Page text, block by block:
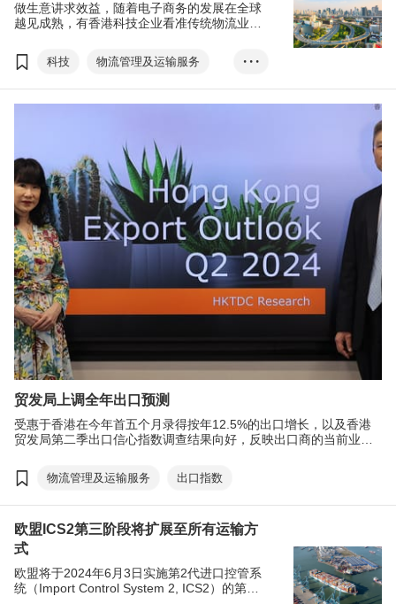
做生意讲求效益，随着电子商务的发展在全球
越见成熟，有香港科技企业看准传统物流业只
的智能物流平台，以云端技术为商户连接电子
商务平台和物流服务商，推动物流运作自动
科技
物流管理及运输服务
T-box升级转型计划
• • •
贸发局上调全年出口预测
受惠于香港在今年首五个月录得按年12.5%的出口增长，以及香港
贸发局第二季出口信心指数调查结果向好，反映出口商的当前业务
出口增长由去年12月预测的4至6%上调到9至11%。
物流管理及运输服务 出口指数
欧盟ICS2第三阶段将扩展至所有运输方
式
欧盟将于2024年6月3日实施第2代进口控管系
统（Import Control System 2, ICS2）的第三